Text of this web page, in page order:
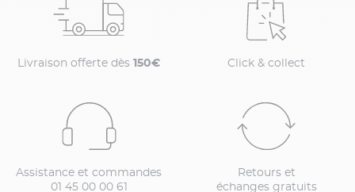
Livraison offerte dès 150€ Click & collect
Assistance et commandes
01 45 00 00 61
Retours et
échanges gratuits